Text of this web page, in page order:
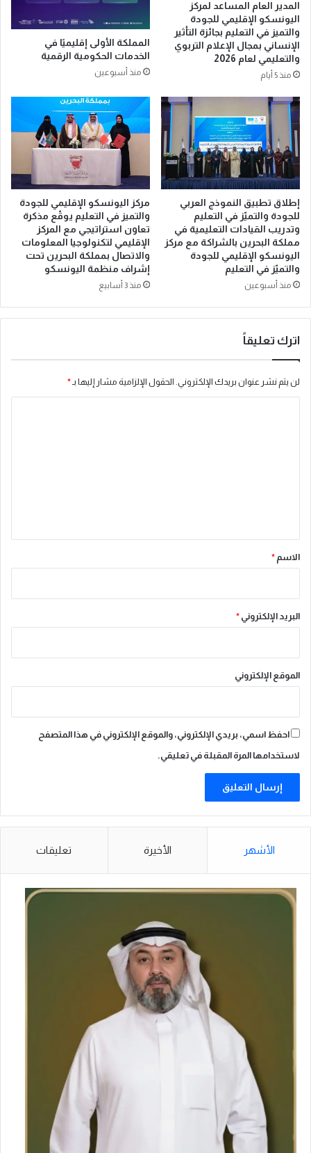
ا
ل
م
ح
ت
ى
ا
ر
م
ي
المدير العام المساعد لمركز
اليونسكو الإقليمي للجودة
والتميز في التعليم بجائزة التأثير
الإنساني بمجال الإعلام التربوي
والتعليمي لعام 2026
منذ 5 أيام
المملكة الأولى إقليميًا في
الخدمات الحكومية الرقمية
منذ أسبوعين
إطلاق تطبيق النموذج العربي
للجودة والتميّز في التعليم
وتدريب القيادات التعليمية في
مملكة البحرين بالشراكة مع مركز
اليونسكو الإقليمي للجودة
والتميّز في التعليم
منذ أسبوعين
مركز اليونسكو الإقليمي للجودة
والتميز في التعليم يوقّع مذكرة
تعاون استراتيجي مع المركز
الإقليمي لتكنولوجيا المعلومات
والاتصال بمملكة البحرين تحت
إشراف منظمة اليونسكو
منذ 3 أسابيع
اترك تعليقاً
لن يتم نشر عنوان بريدك الإلكتروني. الحقول الإلزامية مشار إليها بـ*
*
الاسم *
البريد الإلكتروني *
الموقع الإلكتروني
احفظ اسمي، بريدي الإلكتروني، والموقع الإلكتروني في هذا المتصفح
لاستخدامها المرة المقبلة في تعليقي.
الأشهر الأخيرة تعليقات